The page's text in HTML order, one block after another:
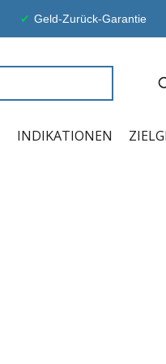
Geld-Zurück-Garantie
INDIKATIONEN